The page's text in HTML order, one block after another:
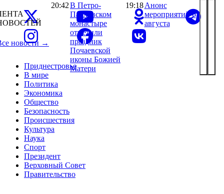
Приднестровье
В мире
Политика
Экономика
Общество
Безопасность
Происшествия
Культура
Наука
Спорт
Президент
Верховный Совет
Правительство
новости →
20:42В Петро-
Павловском
монастыре
отметили
праздник
Почаевской
иконы Божией
Матери
19:18 Анонс
мероприятий 6
августа